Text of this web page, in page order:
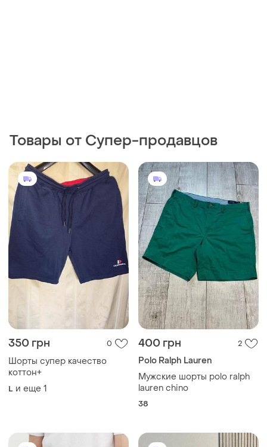
Шорты супер качество
и еще
400 грн
Polo Ralph Lauren
Мужские шорты polo ralph
lauren chino
38